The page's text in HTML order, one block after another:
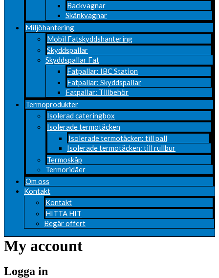
Backvagnar
Skänkvagnar
Miljöhantering
Mobil Fatskyddshantering
Skyddspallar
Skyddspallar Fat
Fatpallar: IBC Station
Fatpallar: Skyddspallar
Fatpallar: Tillbehör
Termoprodukter
Isolerad cateringbox
Isolerade termotäcken
Isolerade termotäcken: till pall
Isolerade termotäcken: till rullbur
Termoskåp
Termoridåer
Om oss
Kontakt
Kontakt
HITTA HIT
Begär offert
My account
Logga in